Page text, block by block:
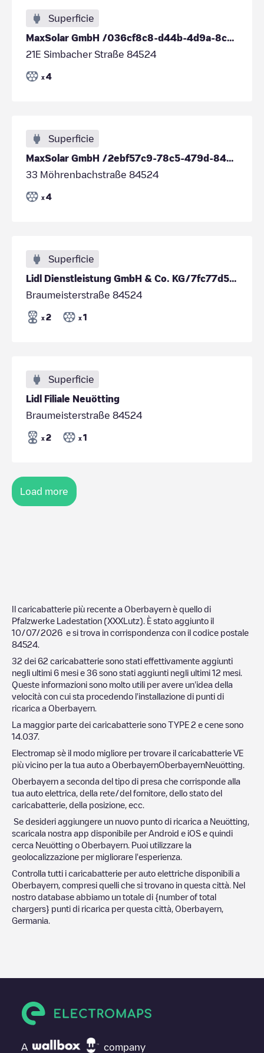
Superficie
MaxSolar GmbH /036cf8c8-d44b-4d9a-8cca-f8db2a79034d
21E Simbacher Straße 84524
x 4
Superficie
MaxSolar GmbH /2ebf57c9-78c5-479d-8488-fc62a662f1ab
33 Möhrenbachstraße 84524
x 4
Superficie
Lidl Dienstleistung GmbH & Co. KG/7fc77d5c-2290-4fe3-ba1c-cab8303fcc04
Braumeisterstraße 84524
x 2 x 1
Superficie
Lidl Filiale Neuötting
Braumeisterstraße 84524
x 2 x 1
Load more
Il caricabatterie più recente a Oberbayern è quello di
Pfalzwerke Ladestation (XXXLutz) . È stato aggiunto il
10/07/2026 e si trova in corrispondenza con il codice postale
84524
32 dei 62 caricabatterie sono stati effettivamente aggiunti
negli ultimi 6 mesi e 36 sono stati aggiunti negli ultimi 12 mesi.
Queste informazioni sono molto utili per avere un'idea della
velocità con cui sta procedendo l'installazione di punti di
ricarica a Oberbayern
La maggior parte dei caricabatterie sono TYPE 2 e cene sono
14.037.
Electromap sè il modo migliore per trovare il caricabatterie VE
più vicino per la tua auto a OberbayernOberbayernNeuötting
Oberbayern a seconda del tipo di presa che corrisponde alla
tua auto elettrica, della rete/del fornitore, dello stato del
caricabatterie, della posizione, ecc.
Se desideri aggiungere un nuovo punto di ricarica a Neuötting
scaricala nostra app disponibile per Android e iOS e quindi
cerca Neuötting o Oberbayern . Puoi utilizzare la
geolocalizzazione per migliorare l'esperienza.
Controlla tutti i caricabatterie per auto elettriche disponibili a
Oberbayern , compresi quelli che si trovano in questa città. Nel
nostro database abbiamo un totale di {number of total
chargers} punti di ricarica per questa città, Oberbayern
Germania
A company